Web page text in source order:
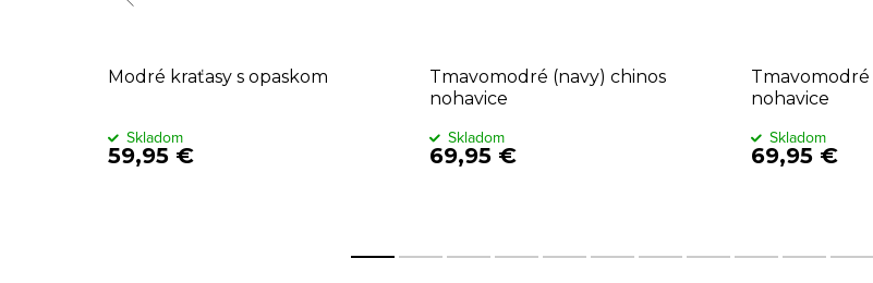
Modré kraťasy s opaskom
59,95 €
Skladom
Tmavomodré (navy) chinos
nohavice
69,95 €
Skladom
nohavice
69,95 €
Skladom